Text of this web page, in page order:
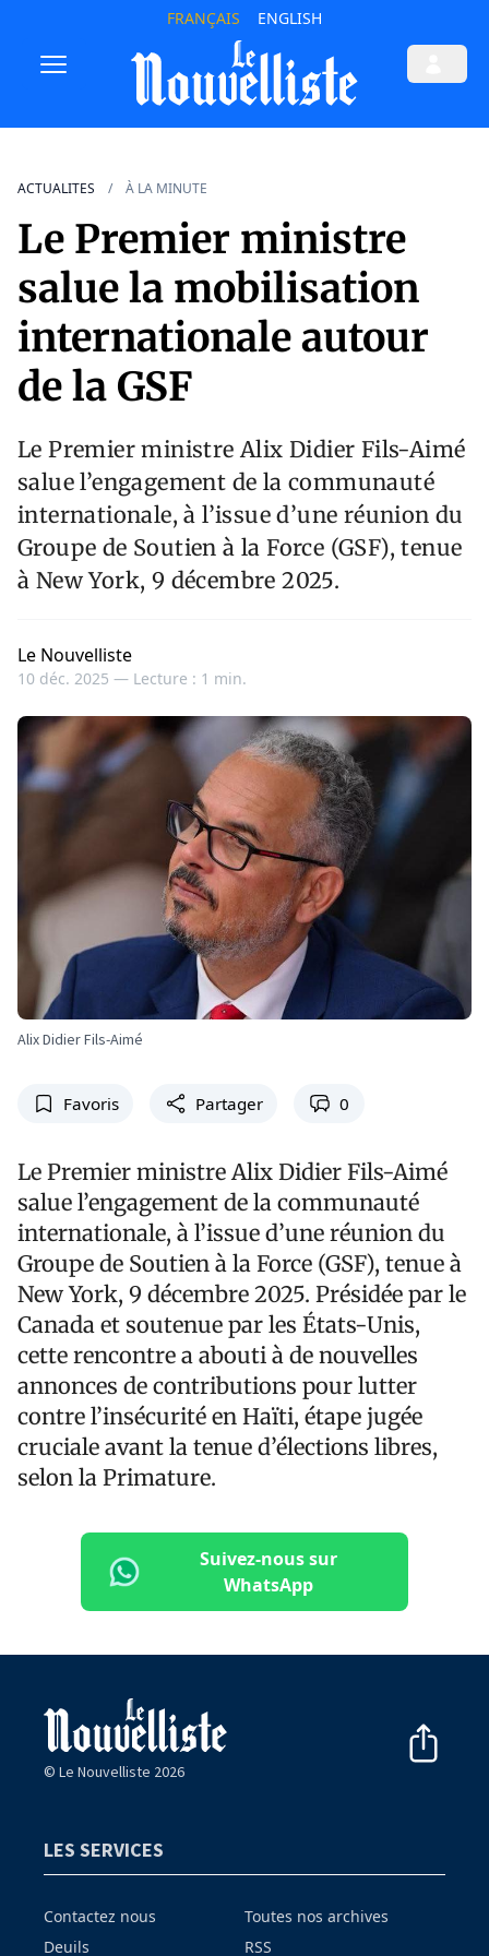
FRANÇAIS ENGLISH
ACTUALITES À LA MINUTE
Le Premier ministre
salue la mobilisation
internationale autour
de la GSF
Le Premier ministre Alix Didier Fils-Aimé
salue l’engagement de la communauté
internationale, à l’issue d’une réunion du
Groupe de Soutien à la Force (GSF), tenue
à New York, 9 décembre 2025.
Le Nouvelliste
10 déc. 2025 — Lecture : 1 min.
Alix Didier Fils-Aimé
Favoris Partager 0
Le Premier ministre Alix Didier Fils-Aimé
salue l’engagement de la communauté
internationale, à l’issue d’une réunion du
Groupe de Soutien à la Force (GSF), tenue à
New York, 9 décembre 2025. Présidée par le
Canada et soutenue par les États-Unis,
cette rencontre a abouti à de nouvelles
annonces de contributions pour lutter
contre l’insécurité en Haïti, étape jugée
cruciale avant la tenue d’élections libres,
selon la Primature.
Suivez-nous sur
WhatsApp
© Le Nouvelliste 2026
LES SERVICES
Contactez nous
Deuils
Toutes nos archives
RSS